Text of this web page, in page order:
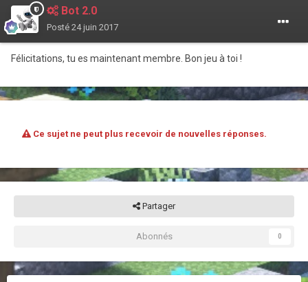
Bot 2.0
Posté 24 juin 2017
Félicitations, tu es maintenant membre. Bon jeu à toi !
Ce sujet ne peut plus recevoir de nouvelles réponses.
Partager
Abonnés 0